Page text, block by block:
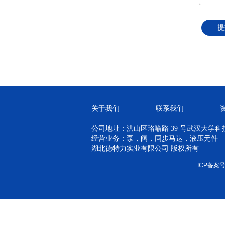
关于我们 联系我们
公司地址：洪山区珞喻路 39 号武汉大学科
经营业务：泵，阀，同步马达，液压元件
湖北德特力实业有限公司 版权所有
ICP备案